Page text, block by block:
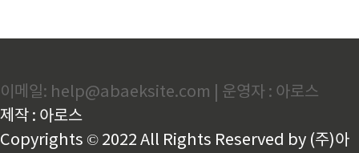
이메일: help@abaeksite.com | 운영자 : 아로스
제작 : 아로스
Copyrights © 2022 All Rights Reserved by (주)아